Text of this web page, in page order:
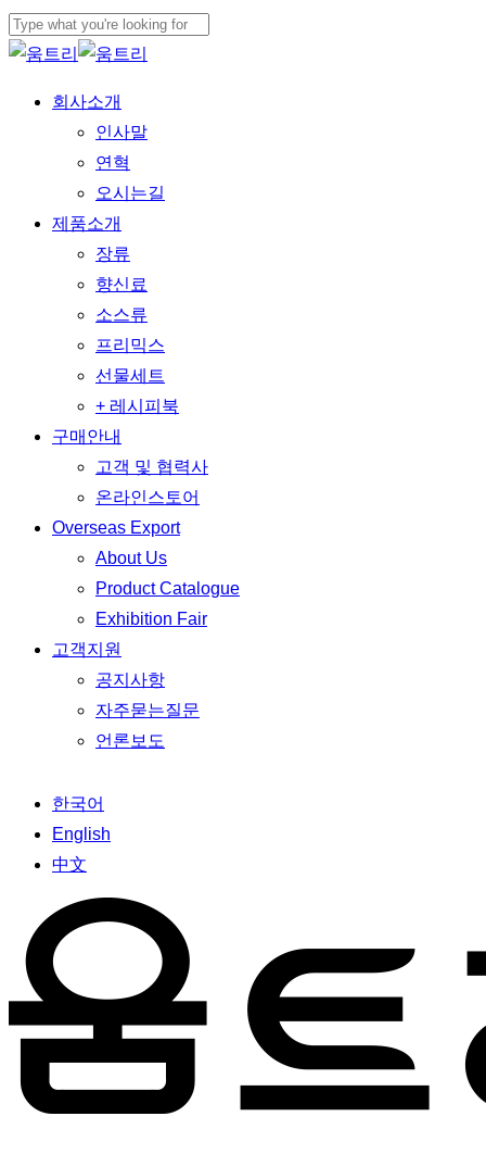
본문으로
건너뛰기
검색
메뉴
회사소개
인사말
연혁
오시는길
제품소개
장류
향신료
소스류
프리믹스
선물세트
+ 레시피북
구매안내
고객 및 협력사
온라인스토어
Overseas Export
About Us
Product Catalogue
Exhibition Fair
고객지원
공지사항
자주묻는질문
언론보도
한국어
English
中文